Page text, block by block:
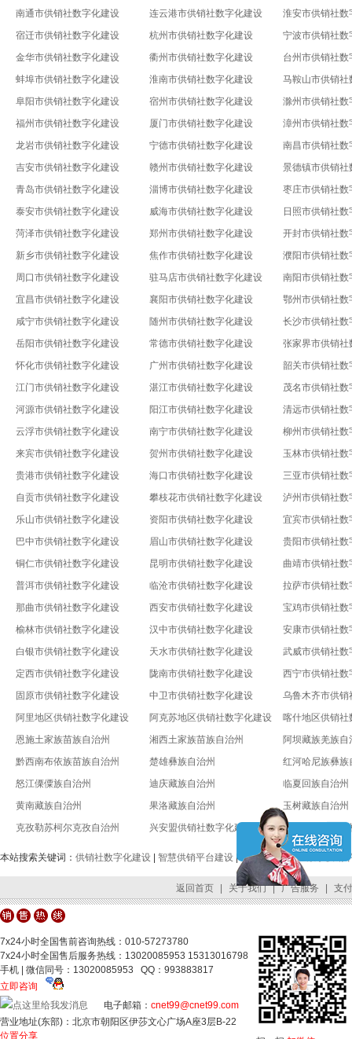
南通市供销社数字化建设
连云港市供销社数字化建设
淮安市供销社数
宿迁市供销社数字化建设
杭州市供销社数字化建设
宁波市供销社数
金华市供销社数字化建设
衢州市供销社数字化建设
台州市供销社数
蚌埠市供销社数字化建设
淮南市供销社数字化建设
马鞍山市供销社
阜阳市供销社数字化建设
宿州市供销社数字化建设
滁州市供销社数
福州市供销社数字化建设
厦门市供销社数字化建设
漳州市供销社数
龙岩市供销社数字化建设
宁德市供销社数字化建设
南昌市供销社数
吉安市供销社数字化建设
赣州市供销社数字化建设
景德镇市供销社
青岛市供销社数字化建设
淄博市供销社数字化建设
枣庄市供销社数
泰安市供销社数字化建设
威海市供销社数字化建设
日照市供销社数
菏泽市供销社数字化建设
郑州市供销社数字化建设
开封市供销社数
新乡市供销社数字化建设
焦作市供销社数字化建设
濮阳市供销社数
周口市供销社数字化建设
驻马店市供销社数字化建设
南阳市供销社数
宜昌市供销社数字化建设
襄阳市供销社数字化建设
鄂州市供销社数
咸宁市供销社数字化建设
随州市供销社数字化建设
长沙市供销社数
岳阳市供销社数字化建设
常德市供销社数字化建设
张家界市供销社
怀化市供销社数字化建设
广州市供销社数字化建设
韶关市供销社数
江门市供销社数字化建设
湛江市供销社数字化建设
茂名市供销社数
河源市供销社数字化建设
阳江市供销社数字化建设
清远市供销社数
云浮市供销社数字化建设
南宁市供销社数字化建设
柳州市供销社数
来宾市供销社数字化建设
贺州市供销社数字化建设
玉林市供销社数
贵港市供销社数字化建设
海口市供销社数字化建设
三亚市供销社数
自贡市供销社数字化建设
攀枝花市供销社数字化建设
泸州市供销社数
乐山市供销社数字化建设
资阳市供销社数字化建设
宜宾市供销社数
巴中市供销社数字化建设
眉山市供销社数字化建设
贵阳市供销社数
铜仁市供销社数字化建设
昆明市供销社数字化建设
曲靖市供销社数
普洱市供销社数字化建设
临沧市供销社数字化建设
拉萨市供销社数
那曲市供销社数字化建设
西安市供销社数字化建设
宝鸡市供销社数
榆林市供销社数字化建设
汉中市供销社数字化建设
安康市供销社数
白银市供销社数字化建设
天水市供销社数字化建设
武威市供销社数
定西市供销社数字化建设
陇南市供销社数字化建设
西宁市供销社数
固原市供销社数字化建设
中卫市供销社数字化建设
乌鲁木齐市供销
阿里地区供销社数字化建设
阿克苏地区供销社数字化建设
喀什地区供销社
恩施土家族苗族自治州
湘西土家族苗族自治州
阿坝藏族羌族自
黔西南布依族苗族自治州
楚雄彝族自治州
红河哈尼族彝族
怒江傈僳族自治州
迪庆藏族自治州
临夏回族自治州
黄南藏族自治州
果洛藏族自治州
玉树藏族自治州
克孜勒苏柯尔克孜自治州
兴安盟供销社数字化建设 锡林郭勒盟供销
本站搜索关键词： 供销社数字化建设 | 智慧供销平台建设 | 全国供销合作社数字供销
返回首页 | 关于我们 | 广告服务 | 支
7x24小时全国售前咨询热线：010-57273780
7x24小时全国售后服务热线：13020085953 15313016798
手机 | 微信同号：13020085953 QQ：993883817
立即咨询
电子邮箱： cnet99@cnet99.com
营业地址(东部)：北京市朝阳区伊莎文心广场A座3层B-22
位置分享